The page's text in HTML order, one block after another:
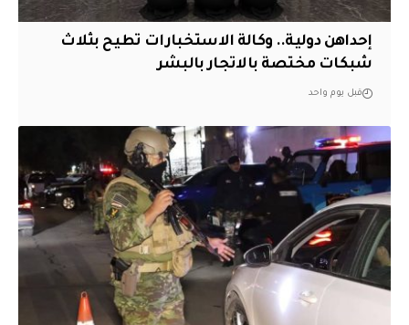
إحداهن دولية.. وكالة الاستخبارات تطيح بثلاث
شبكات مختصة بالاتجار بالبشر
قبل يوم واحد